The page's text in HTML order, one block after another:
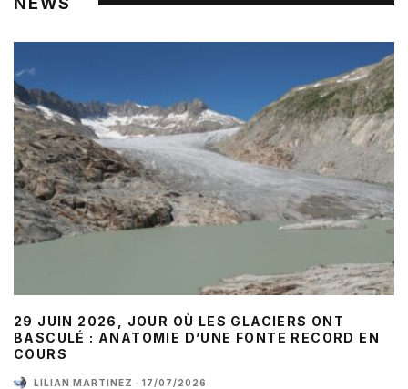
29 JUIN 2026, JOUR OÙ LES GLACIERS ONT
BASCULÉ : ANATOMIE D’UNE FONTE RECORD EN
COURS
LILIAN MARTINEZ · 17/07/2026